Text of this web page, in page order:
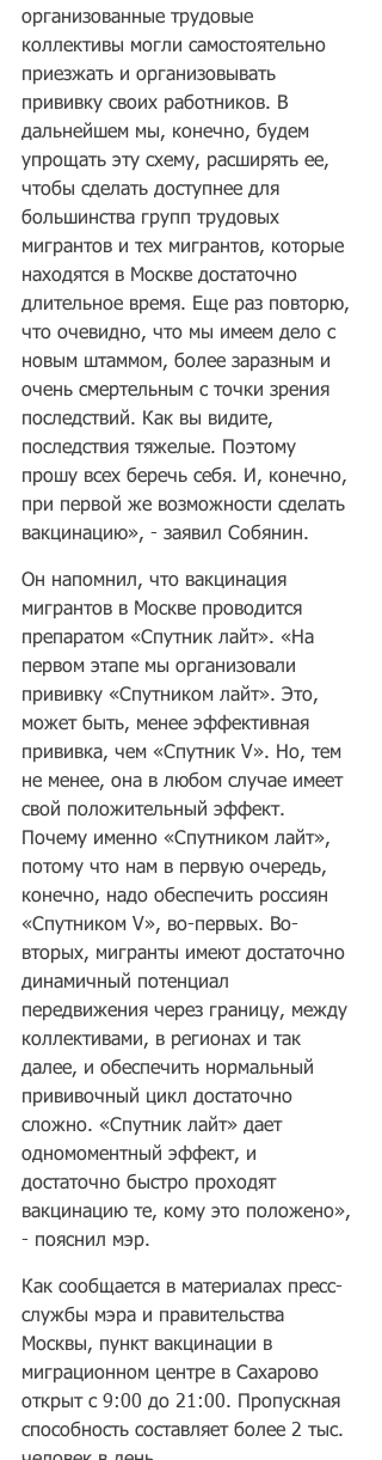
организованные трудовые
коллективы могли самостоятельно
приезжать и организовывать
прививку своих работников. В
дальнейшем мы, конечно, будем
упрощать эту схему, расширять ее,
чтобы сделать доступнее для
большинства групп трудовых
мигрантов и тех мигрантов, которые
находятся в Москве достаточно
длительное время. Еще раз повторю,
что очевидно, что мы имеем дело с
новым штаммом, более заразным и
очень смертельным с точки зрения
последствий. Как вы видите,
последствия тяжелые. Поэтому
прошу всех беречь себя. И, конечно,
при первой же возможности сделать
вакцинацию», - заявил Собянин.
Он напомнил, что вакцинация
мигрантов в Москве проводится
препаратом «Спутник лайт». «На
первом этапе мы организовали
прививку «Спутником лайт». Это,
может быть, менее эффективная
прививка, чем «Спутник V». Но, тем
не менее, она в любом случае имеет
свой положительный эффект.
Почему именно «Спутником лайт»,
потому что нам в первую очередь,
конечно, надо обеспечить россиян
«Спутником V», во-первых. Во-
вторых, мигранты имеют достаточно
динамичный потенциал
передвижения через границу, между
коллективами, в регионах и так
далее, и обеспечить нормальный
прививочный цикл достаточно
сложно. «Спутник лайт» дает
одномоментный эффект, и
достаточно быстро проходят
вакцинацию те, кому это положено»,
- пояснил мэр.
Как сообщается в материалах пресс-
службы мэра и правительства
Москвы, пункт вакцинации в
миграционном центре в Сахарово
открыт с 9:00 до 21:00. Пропускная
способность составляет более 2 тыс.